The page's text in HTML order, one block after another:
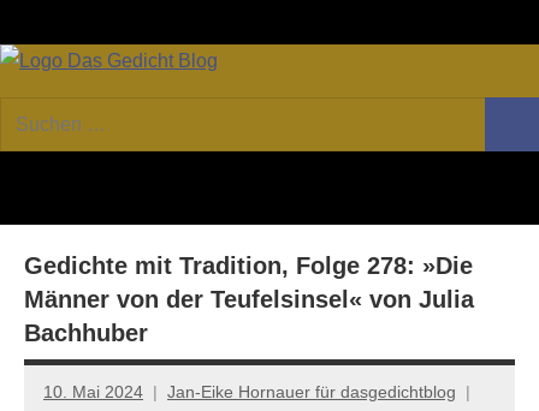
Inhalt
GEDICHT
Forum
von
Lyrik,
Essay
Suchen
nach:
Gedichte mit Tradition, Folge 278: »Die
Männer von der Teufelsinsel« von Julia
Bachhuber
10. Mai 2024
Jan-Eike Hornauer für dasgedichtblog